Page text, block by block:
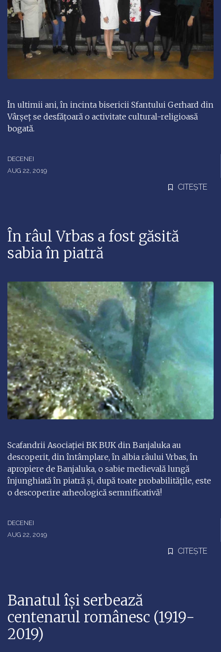
În ultimii ani, în incinta bisericii Sfantului Gerhard din
Vârșeț se desfățoară o activitate cultural-religioasă
bogată.
DECENEI
AUG 22, 2019
CITEȘTE
În râul Vrbas a fost găsită
sabia în piatră
Scafandrii Asociației BK BUK din Banjaluka au
descoperit, din întâmplare, în albia râului Vrbas, în
apropiere de Banjaluka, o sabie medievală lungă
înjunghiată în piatră și, după toate probabilitățile, este
o descoperire arheologică semnificativă!
DECENEI
AUG 22, 2019
CITEȘTE
Banatul își serbează
centenarul românesc (1919-
2019)